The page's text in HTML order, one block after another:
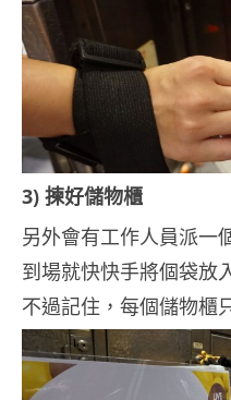
3) 揀好儲物櫃
另外會有工作人員派一
到場就快快手將個袋放
不過記住，每個儲物櫃